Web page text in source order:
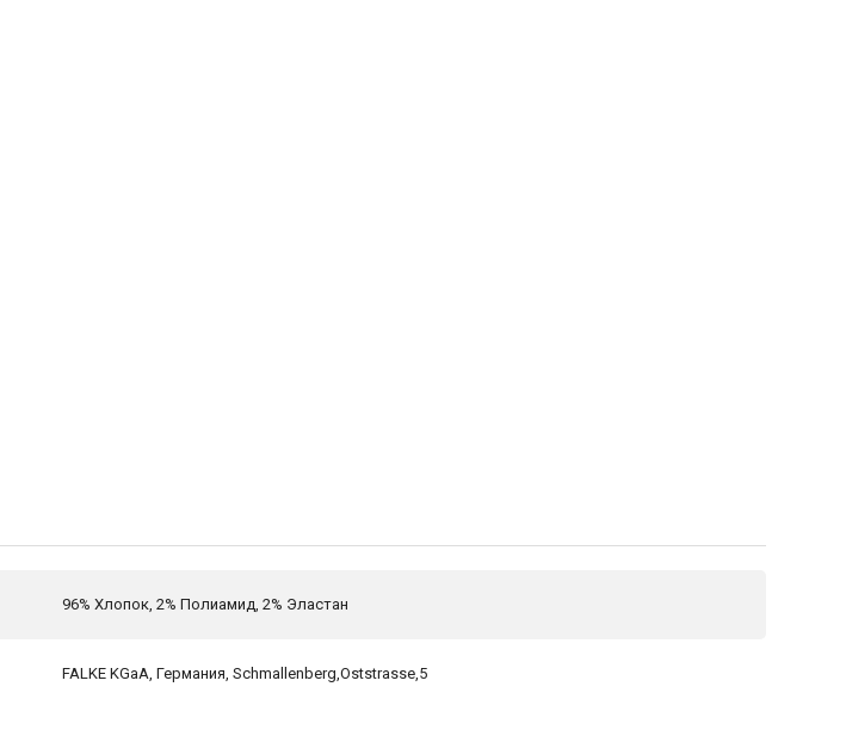
96% Хлопок, 2% Полиамид, 2% Эластан
FALKE KGaA, Германия, Schmallenberg,Oststrasse,5